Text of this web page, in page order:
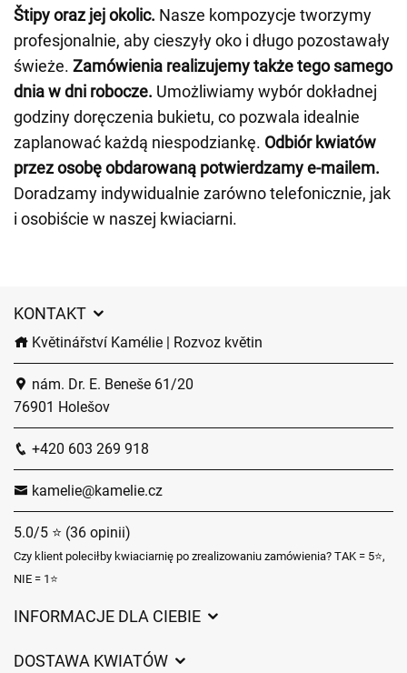
Štipy oraz jej okolic. Nasze kompozycje tworzymy
profesjonalnie, aby cieszyły oko i długo pozostawały
świeże. Zamówienia realizujemy także tego samego
dnia w dni robocze. Umożliwiamy wybór dokładnej
godziny doręczenia bukietu, co pozwala idealnie
zaplanować każdą niespodziankę. Odbiór kwiatów
przez osobę obdarowaną potwierdzamy e-mailem.
Doradzamy indywidualnie zarówno telefonicznie, jak
i osobiście w naszej kwiaciarni.
KONTAKT
Květinářství Kamélie | Rozvoz květin
nám. Dr. E. Beneše 61/20
76901 Holešov
+420 603 269 918
kamelie@kamelie.cz
5.0/5 ⭐ (36 opinii)
Czy klient poleciłby kwiaciarnię po zrealizowaniu zamówienia? TAK = 5⭐,
NIE = 1⭐
INFORMACJE DLA CIEBIE
DOSTAWA KWIATÓW